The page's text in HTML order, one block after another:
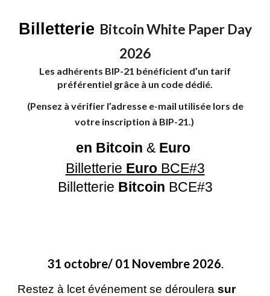
Billetterie Bitcoin White Paper Day
2026
Les adhérents BIP-21 bénéficient d’un tarif
préférentiel grâce à un code dédié.
(Pensez à vérifier l’adresse e-mail utilisée lors de
votre inscription à BIP-21.)
en Bitcoin & Euro
Billetterie EuroBCE#3
Billetterie Bitcoin BCE#3
31 octobre/ 01 Novembre 2026.
Restez à lcet événement se déroulerasur